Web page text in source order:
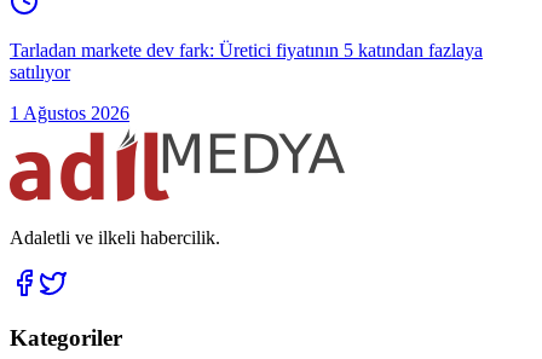
Tarladan markete dev fark: Üretici fiyatının 5 katından fazlaya
satılıyor
1 Ağustos 2026
Adaletli ve ilkeli habercilik.
Kategoriler